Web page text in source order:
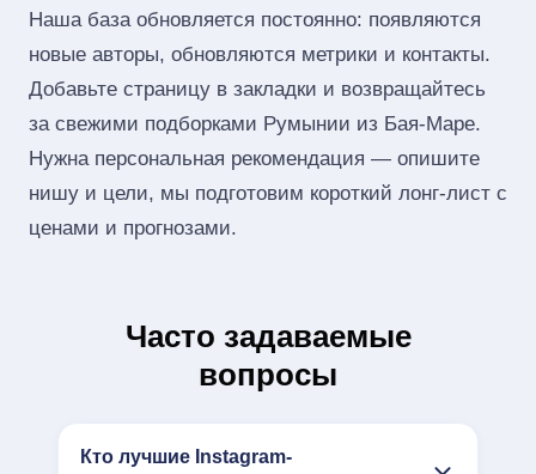
Наша база обновляется постоянно: появляются
новые авторы, обновляются метрики и контакты.
Добавьте страницу в закладки и возвращайтесь
за свежими подборками Румынии из Бая-Маре.
Нужна персональная рекомендация — опишите
нишу и цели, мы подготовим короткий лонг‑лист с
ценами и прогнозами.
Часто задаваемые
вопросы
Кто лучшие Instagram-